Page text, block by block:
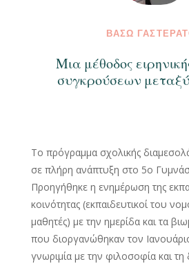
ΒΆΣΩ
Μια μέθοδος
συγκρούσεων
Το πρόγραμμα σχολικής
σε πλήρη ανάπτυξη στο 5ο
Προηγήθηκε η ενημέρωση της
κοινότητας (εκπαιδευτικοί του
μαθητές) με την ημερίδα και τα
που διοργανώθηκαν τον
γνωριμία με την φιλοσοφία και τη